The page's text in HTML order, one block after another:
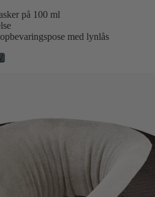
på 100 ml
med lynlås